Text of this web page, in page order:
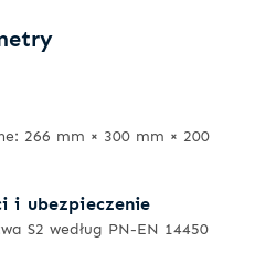
266 mm × 300 mm × 200
i ubezpieczenie
S2 według PN-EN 14450